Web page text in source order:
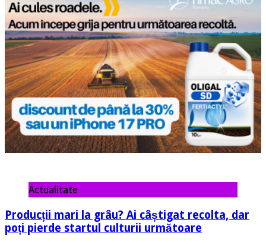
Actualitate
Producții mari la grâu? Ai câștigat recolta, dar
poți pierde startul culturii următoare